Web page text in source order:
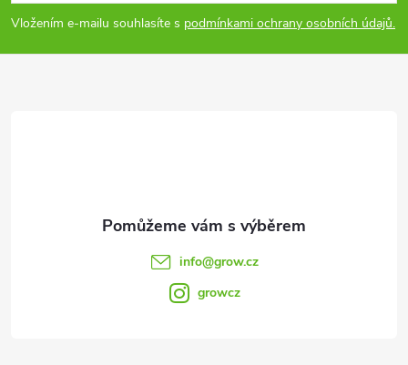
p
a
Vložením e-mailu souhlasíte s podmínkami ochrany osobních údajů.
info@grow.cz
growcz